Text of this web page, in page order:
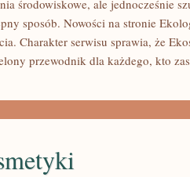
środowiskowe, ale jednocześnie
sposób. Nowości na stronie
Charakter serwisu sprawia, że
przewodnik dla każdego, kto